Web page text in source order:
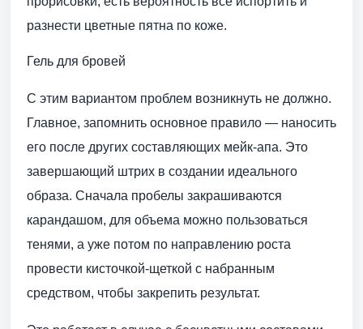
разнести цветные пятна по коже.
Гель для бровей
С этим вариантом проблем возникнуть не должно.
Главное, запомнить основное правило — наносить
его после других составляющих мейк-апа. Это
завершающий штрих в создании идеального
образа. Сначала пробелы закрашиваются
карандашом, для объема можно пользоваться
тенями, а уже потом по направлению роста
провести кисточкой-щеткой с набранным
средством, чтобы закрепить результат.